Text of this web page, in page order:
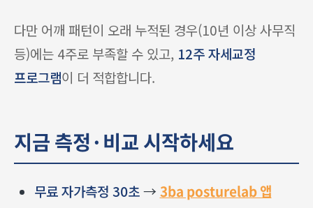
다만 어깨 패턴이 오래 누적된 경우(10년 이상 사무직
등)에는 4주로 부족할 수 있고, 12주 자세교정
프로그램이 더 적합합니다.
지금 측정·비교 시작하세요
무료 자가측정 30초→ 3ba posturelab 앱